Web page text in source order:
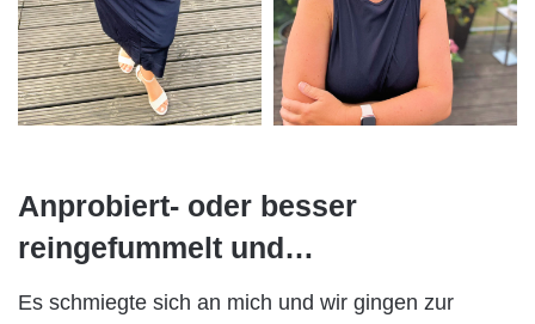
Anprobiert- oder besser
reingefummelt und…
Es schmiegte sich an mich und wir gingen zur